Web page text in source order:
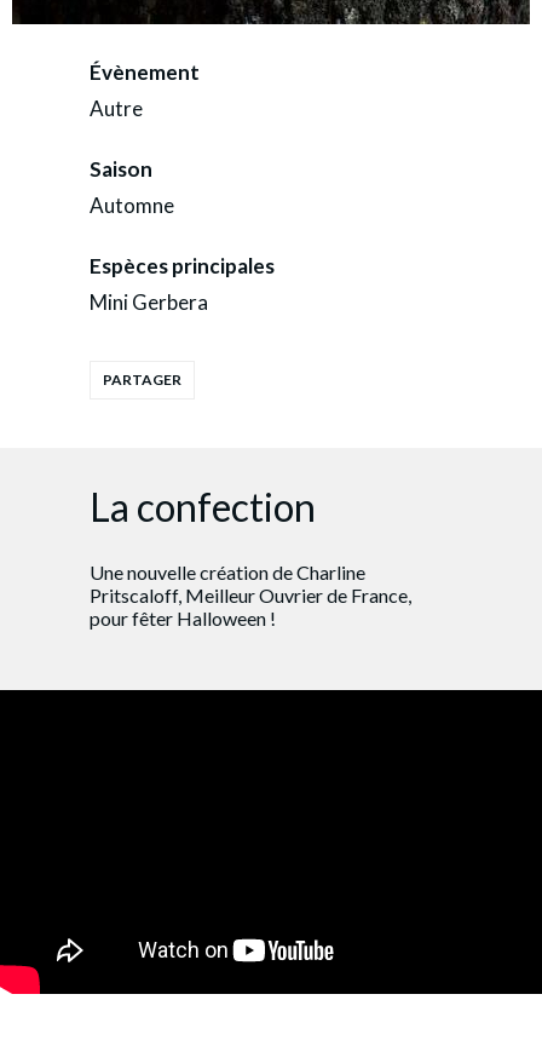
Évènement
Autre
Saison
Automne
Espèces principales
Mini Gerbera
La confection
Une nouvelle création de Charline
Pritscaloff, Meilleur Ouvrier de France,
pour fêter Halloween !